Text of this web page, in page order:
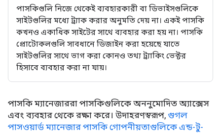
পাসকিগুলি নিজে থেকেই ব্যবহারকারী বা ডিভাইসগুলিকে
সাইটগুলির মধ্যে ট্র্যাক করার অনুমতি দেয় না। একই পাসকি
কখনও একাধিক সাইটের সাথে ব্যবহার করা হয় না। পাসকি
প্রোটোকলগুলি সাবধানে ডিজাইন করা হয়েছে যাতে
সাইটগুলির সাথে ভাগ করা কোনও তথ্য ট্র্যাকিং ভেক্টর
হিসাবে ব্যবহার করা না যায়।
পাসকি ম্যানেজাররা পাসকিগুলিকে অননুমোদিত অ্যাক্সেস
এবং ব্যবহার থেকে রক্ষা করে। উদাহরণস্বরূপ,গুগল
পাসওয়ার্ড ম্যানেজার পাসকি গোপনীয়তাগুলিকে এন্ড-টু-